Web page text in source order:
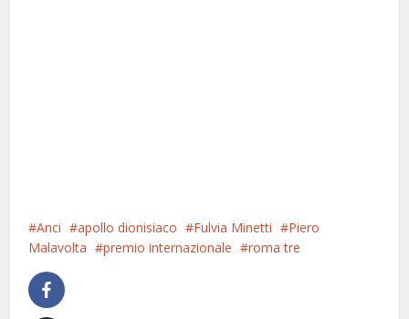
Anci apollo dionisiaco Fulvia Minetti
Piero
Malavolta
premio internazionale roma tre